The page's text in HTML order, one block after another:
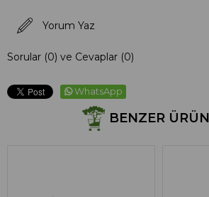
Yorum Yaz
Sorular (0) ve Cevaplar (0)
WhatsApp
BENZER